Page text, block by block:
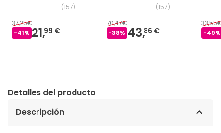
(157)
37,25€
-41% 21,99 €
(157)
70,47€
-38% 43,86 €
-49%
Detalles del producto
Descripción